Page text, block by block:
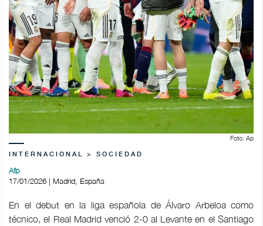
Foto: Ap
INTERNACIONAL > SOCIEDAD
Afp
17/01/2026 | Madrid, España
En el debut en la liga española de Álvaro Arbeloa como
técnico, el Real Madrid venció 2-0 al Levante en el Santiago